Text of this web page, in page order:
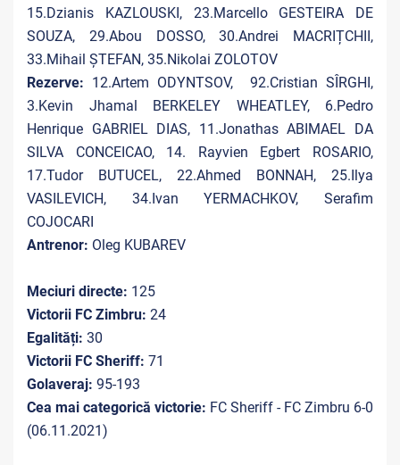
15.Dzianis KAZLOUSKI, 23.Marcello GESTEIRA DE
SOUZA, 29.Abou DOSSO, 30.Andrei MACRIȚCHII,
33.Mihail ȘTEFAN, 35.Nikolai ZOLOTOV
Rezerve: 12.Artem ODYNTSOV, 92.Cristian SÎRGHI,
3.Kevin Jhamal BERKELEY WHEATLEY, 6.Pedro
Henrique GABRIEL DIAS, 11.Jonathas ABIMAEL DA
SILVA CONCEICAO, 14. Rayvien Egbert ROSARIO,
17.Tudor BUTUCEL, 22.Ahmed BONNAH, 25.Ilya
VASILEVICH, 34.Ivan YERMACHKOV, Serafim
COJOCARI
Antrenor: Oleg KUBAREV
Meciuri directe: 125
Victorii FC Zimbru: 24
Egalități: 30
Victorii FC Sheriff: 71
Golaveraj: 95-193
Cea mai categorică victorie: FC Sheriff - FC Zimbru 6-0
(06.11.2021)